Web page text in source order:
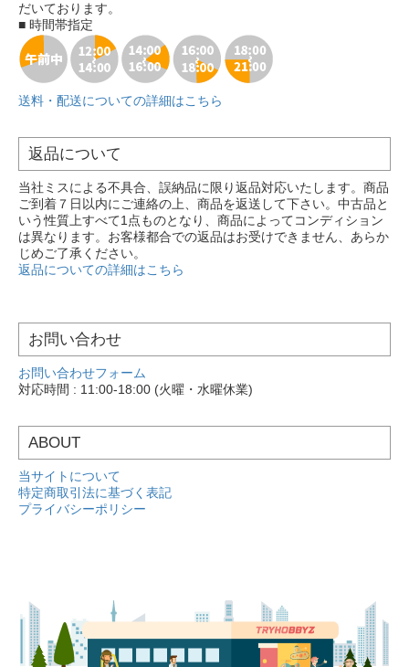
だいております。
■ 時間帯指定
送料・配送についての詳細はこちら
返品について
当社ミスによる不具合、誤納品に限り返品対応いたします。商品
ご到着７日以内にご連絡の上、商品を返送して下さい。中古品と
いう性質上すべて1点ものとなり、商品によってコンディション
は異なります。お客様都合での返品はお受けできません、あらか
じめご了承ください。
返品についての詳細はこちら
お問い合わせ
お問い合わせフォーム
対応時間 : 11:00-18:00 (火曜・水曜休業)
ABOUT
当サイトについて
特定商取引法に基づく表記
プライバシーポリシー